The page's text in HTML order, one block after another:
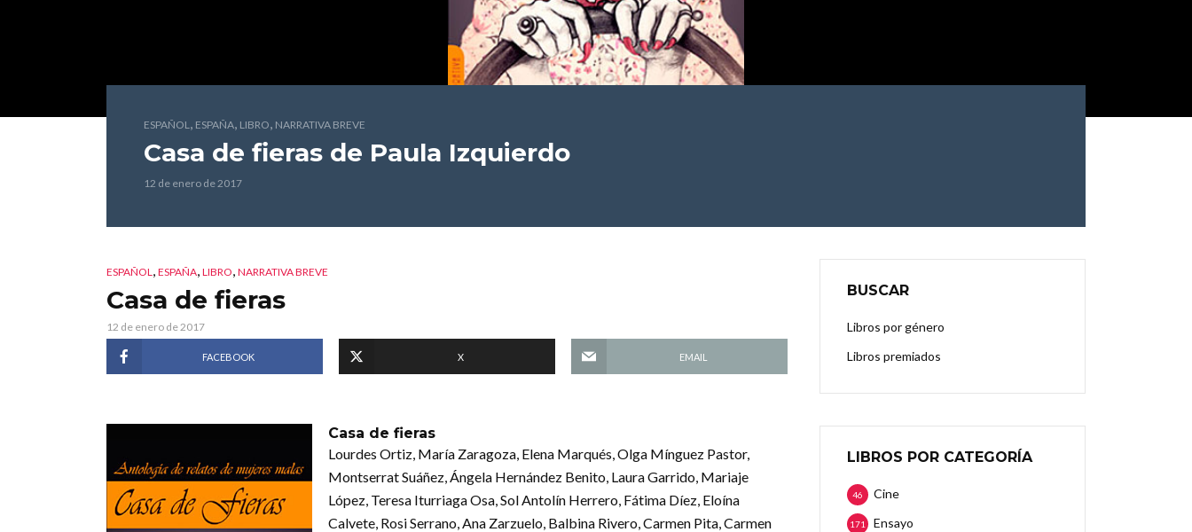
ESPAÑOL, ESPAÑA, LIBRO, NARRATIVA BREVE
Casa de fieras de Paula Izquierdo
12 de enero de 2017
ESPAÑOL, ESPAÑA, LIBRO, NARRATIVA BREVE
Casa de fieras
12 de enero de 2017
FACEBOOK X EMAIL
Casa de fieras
Lourdes Ortiz, María Zaragoza, Elena Marqués, Olga Mínguez Pastor,
Montserrat Suáñez, Ángela Hernández Benito, Laura Garrido, Mariaje
López, Teresa Iturriaga Osa, Sol Antolín Herrero, Fátima Díez, Eloína
Calvete, Rosi Serrano, Ana Zarzuelo, Balbina Rivero, Carmen Pita, Carmen
BUSCAR
Libros por género
Libros premiados
LIBROS POR CATEGORÍA
Cine
46
Ensayo
171